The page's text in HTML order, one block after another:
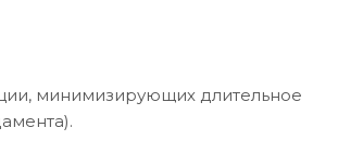
минимизирующих длительное